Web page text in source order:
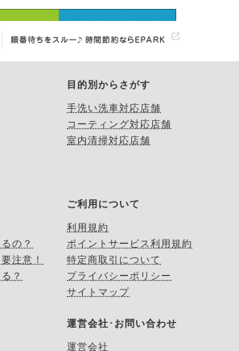
目的別からさがす
手洗い洗車対応店舗
コーティング対応店舗
室内清掃対応店舗
の？
注意！
？
ご利用について
利用規約
ポイントサービス利用規約
特定商取引について
プライバシーポリシー
サイトマップ
運営会社･お問い合わせ
運営会社